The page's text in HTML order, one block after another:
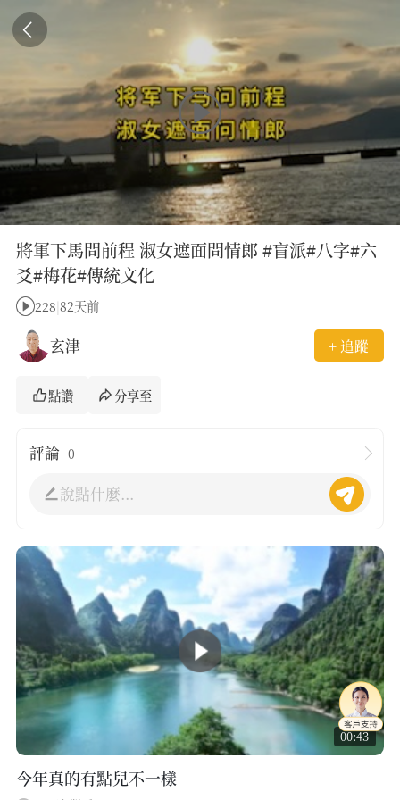
將軍下馬問前程 淑女遮面問情郎 #盲派#八字#六
爻#梅花#傳統文化
228 |82天前
玄津 + 追蹤
點讚 分享至
評論 0
說點什麼...
00:43
今年真的有點兒不一樣